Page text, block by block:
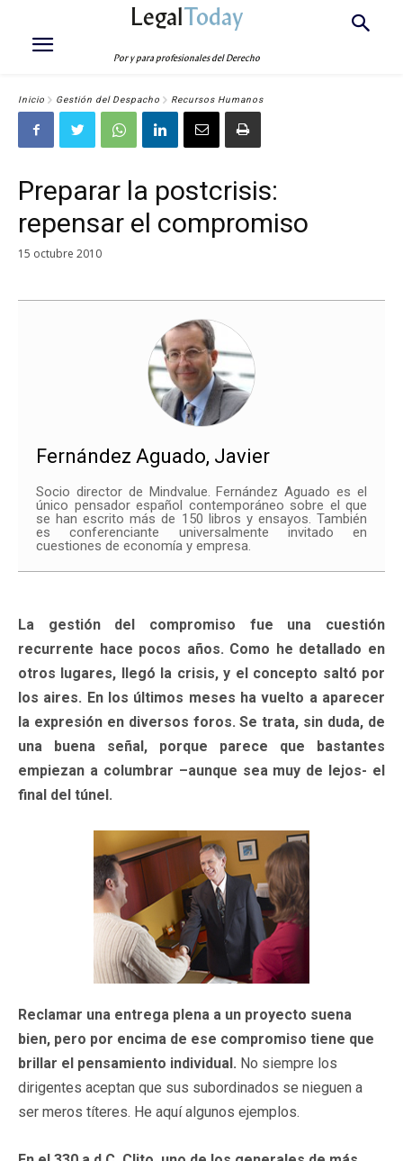
LegalToday
Por y para profesionales del Derecho
Inicio Gestión del Despacho Recursos Humanos
Preparar la postcrisis:
repensar el compromiso
15 octubre 2010
Fernández Aguado, Javier
Socio director de Mindvalue. Fernández Aguado es el
único pensador español contemporáneo sobre el que
se han escrito más de 150 libros y ensayos. También
es conferenciante universalmente invitado en
cuestiones de economía y empresa.
La gestión del compromiso fue una cuestión
recurrente hace pocos años. Como he detallado en
otros lugares, llegó la crisis, y el concepto saltó por
los aires. En los últimos meses ha vuelto a aparecer
la expresión en diversos foros. Se trata, sin duda, de
una buena señal, porque parece que bastantes
empiezan a columbrar –aunque sea muy de lejos- el
final del túnel.
Reclamar una entrega plena a un proyecto suena
bien, pero por encima de ese compromiso tiene que
brillar el pensamiento individual. No siempre los
dirigentes aceptan que sus subordinados se nieguen a
ser meros títeres. He aquí algunos ejemplos.